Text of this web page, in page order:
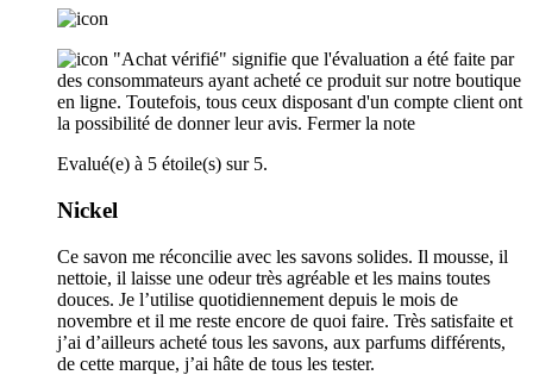
"Achat vérifié" signifie que l'évaluation a été faite par
des consommateurs ayant acheté ce produit sur notre boutique
en ligne. Toutefois, tous ceux disposant d'un compte client ont
la possibilité de donner leur avis. Fermer la note
Evalué(e) à 5 étoile(s) sur 5.
Nickel
Ce savon me réconcilie avec les savons solides. Il mousse, il
nettoie, il laisse une odeur très agréable et les mains toutes
douces. Je l’utilise quotidiennement depuis le mois de
novembre et il me reste encore de quoi faire. Très satisfaite et
j’ai d’ailleurs acheté tous les savons, aux parfums différents,
de cette marque, j’ai hâte de tous les tester.